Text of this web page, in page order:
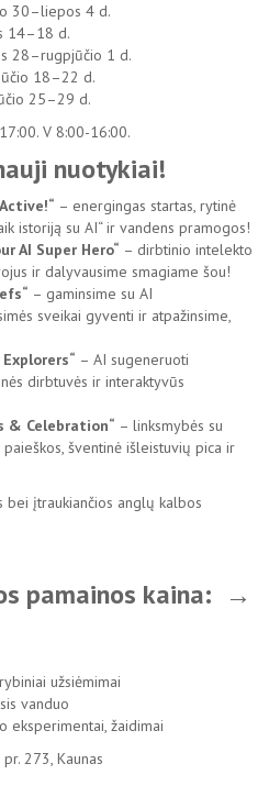
30–liepos 4 d.
14–18 d.
28–rugpjūčio 1 d.
18–22 d.
25–29 d.
V 8:00-16:00.
nuotykiai!
– energingas startas, rytinė
istoriją su AI“ ir vandens pramogos!
AI Super Hero“ – dirbtinio intelekto
ir dalyvausime smagiame šou!
– gaminsime su AI
sveikai gyventi ir atpažinsime,
– AI sugeneruoti
dirbtuvės ir interaktyvūs
& Celebration“ – linksmybės su
šventinė išleistuvių pica ir
bei įtraukiančios anglų kalbos
pamainos kaina: →
užsiėmimai
vanduo
eksperimentai, žaidimai
273, Kaunas